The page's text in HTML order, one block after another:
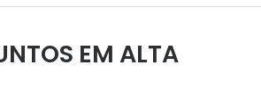
EM ALTA